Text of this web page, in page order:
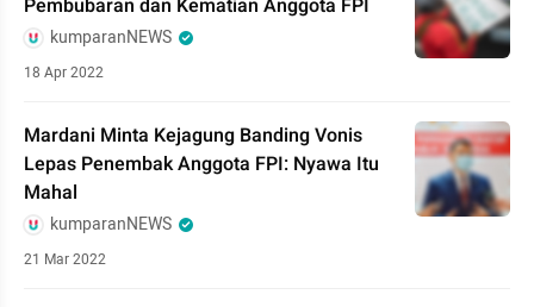
Pembubaran dan Kematian Anggota FPI
kumparanNEWS
18 Apr 2022
Mardani Minta Kejagung Banding Vonis
Lepas Penembak Anggota FPI: Nyawa Itu
Mahal
kumparanNEWS
21 Mar 2022